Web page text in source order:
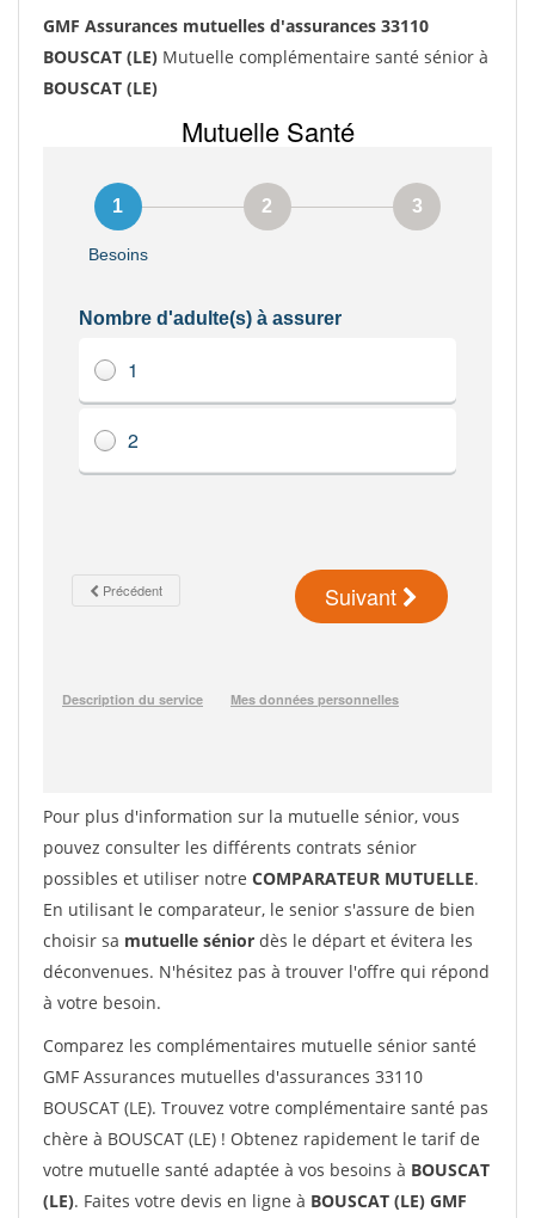
GMF Assurances mutuelles d'assurances 33110
BOUSCAT (LE) Mutuelle complémentaire santé sénior à
BOUSCAT (LE)
Pour plus d'information sur la mutuelle sénior, vous
pouvez consulter les différents contrats sénior
possibles et utiliser notre COMPARATEUR MUTUELLE.
En utilisant le comparateur, le senior s'assure de bien
choisir sa mutuelle sénior dès le départ et évitera les
déconvenues. N'hésitez pas à trouver l'offre qui répond
à votre besoin.
Comparez les complémentaires mutuelle sénior santé
GMF Assurances mutuelles d'assurances 33110
BOUSCAT (LE). Trouvez votre complémentaire santé pas
chère à BOUSCAT (LE) ! Obtenez rapidement le tarif de
votre mutuelle santé adaptée à vos besoins à BOUSCAT
(LE). Faites votre devis en ligne à BOUSCAT (LE) GMF